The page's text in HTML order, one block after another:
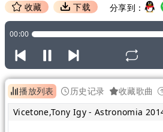
收藏 下载 分享到：
00:00
播放列表 历史记录 收藏歌曲
Vicetone,Tony Igy - Astronomia